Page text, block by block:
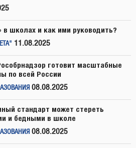
в школах и как ими руководить?
11.08.2025
готовит масштабные
по всей России
08.08.2025
стандарт может стереть
и бедными в школе
08.08.2025